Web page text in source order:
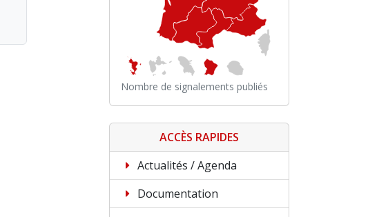
Nombre de signalements publiés
ACCÈS RAPIDES
Actualités / Agenda
Documentation